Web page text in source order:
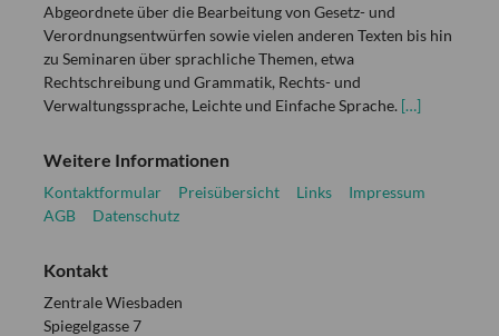
Abgeordnete über die Bearbeitung von Gesetz- und
Verordnungsentwürfen sowie vielen anderen Texten bis hin
zu Seminaren über sprachliche Themen, etwa
Rechtschreibung und Grammatik, Rechts- und
Verwaltungssprache, Leichte und Einfache Sprache. […]
Weitere Informationen
Kontaktformular Preisübersicht Links
Impressum
AGB
Datenschutz
Kontakt
Zentrale Wiesbaden
Spiegelgasse 7